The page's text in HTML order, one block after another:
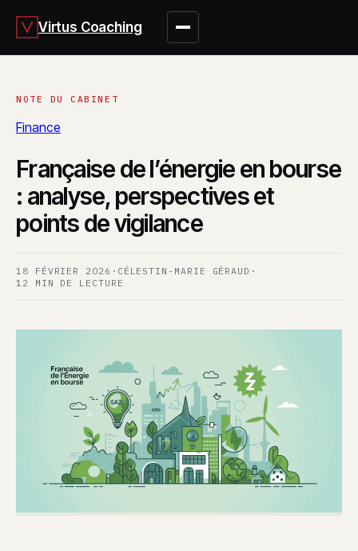
Virtus Coaching
Finance
Française de l’énergie en bourse
: analyse, perspectives et
points de vigilance
18 FÉVRIER 2026 · CÉLESTIN-MARIE GÉRAUD ·
12 MIN DE LECTURE